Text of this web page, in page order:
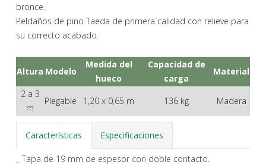
bronce.
Peldaños de pino Taeda de primera calidad con relieve para
su correcto acabado.
Altura Modelo
Medida del
hueco
Capacidad de
carga
Material
2 a 3
m
Plegable 1,20 x 0,65 m 136 kg Madera
Características Especificaciones
_ Tapa de 19 mm de espesor con doble contacto.